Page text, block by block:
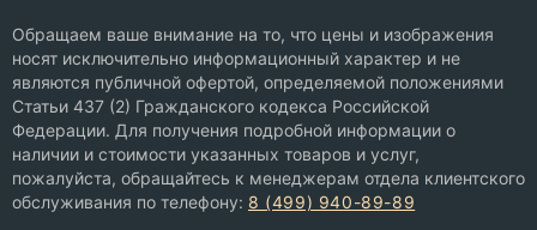
Обращаем ваше внимание на то, что цены и изображения
носят исключительно информационный характер и не
являются публичной офертой, определяемой положениями
Статьи 437 (2) Гражданского кодекса Российской
Федерации. Для получения подробной информации о
наличии и стоимости указанных товаров и услуг,
пожалуйста, обращайтесь к менеджерам отдела клиентского
обслуживания по телефону: 8 (499) 940-89-89